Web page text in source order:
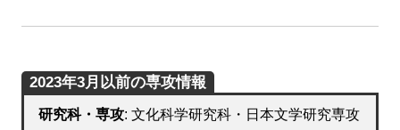
2023年3月以前の専攻情報
研究科・専攻: 文化科学研究科・日本文学研究専攻